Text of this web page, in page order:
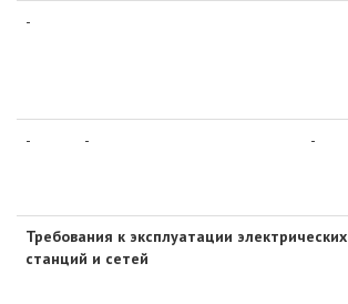
-
- - -
Требования к эксплуатации электрических
станций и сетей